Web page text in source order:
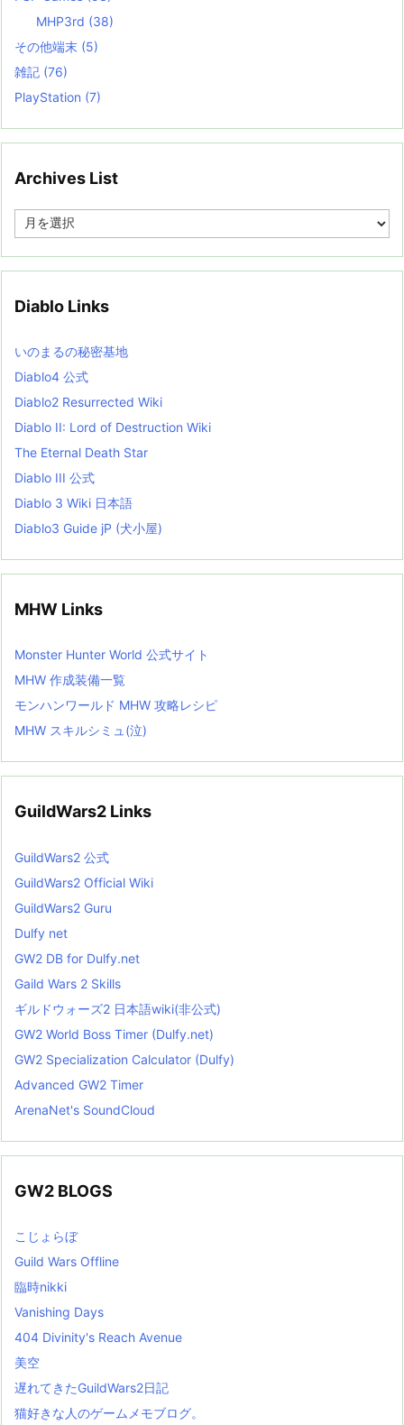
MHP3rd (38)
その他端末 (5)
雑記 (76)
PlayStation (7)
Archives List
e
i
s
t
Diablo Links
いのまるの秘密基地
Diablo4 公式
Diablo2 Resurrected Wiki
Diablo II: Lord of Destruction Wiki
The Eternal Death Star
Diablo III 公式
Diablo 3 Wiki 日本語
Diablo3 Guide jP (犬小屋)
MHW Links
Monster Hunter World 公式サイト
MHW 作成装備一覧
モンハンワールド MHW 攻略レシピ
MHW スキルシミュ(泣)
GuildWars2 Links
GuildWars2 公式
GuildWars2 Official Wiki
GuildWars2 Guru
Dulfy net
GW2 DB for Dulfy.net
Gaild Wars 2 Skills
ギルドウォーズ2 日本語wiki(非公式)
GW2 World Boss Timer (Dulfy.net)
GW2 Specialization Calculator (Dulfy)
Advanced GW2 Timer
ArenaNet's SoundCloud
GW2 BLOGS
こじょらぼ
Guild Wars Offline
臨時nikki
Vanishing Days
404 Divinity's Reach Avenue
美空
遅れてきたGuildWars2日記
猫好きな人のゲームメモブログ。